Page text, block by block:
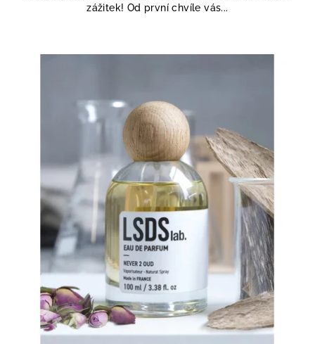
zážitek! Od první chvíle vás...